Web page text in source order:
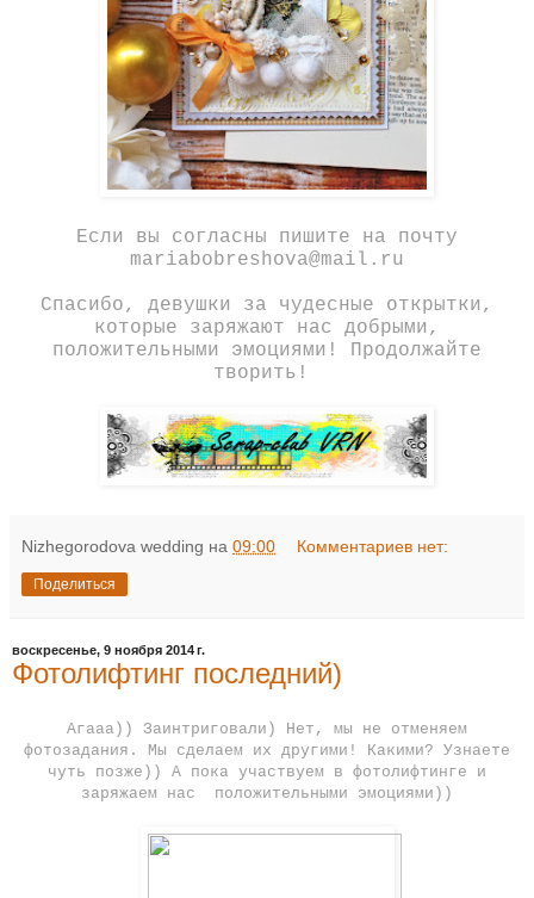
Если вы согласны пишите на почту
mariabobreshova@mail.ru
Спасибо, девушки за чудесные открытки,
которые заряжают нас добрыми,
положительными эмоциями! Продолжайте
творить!
Nizhegorodova wedding на 09:00 Комментариев нет:
Поделиться
воскресенье, 9 ноября 2014 г.
Фотолифтинг последний)
Агааа)) Заинтриговали) Нет, мы не отменяем
фотозадания. Мы сделаем их другими! Какими? Узнаете
чуть позже)) А пока участвуем в фотолифтинге и
заряжаем нас положительными эмоциями))